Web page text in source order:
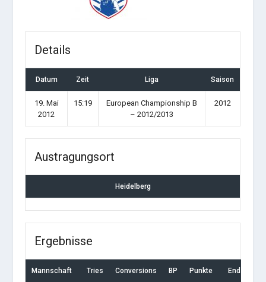
Details
Datum Zeit Liga Saison
19. Mai
2012
15:19
European Championship B
– 2012/2013
2012
Austragungsort
Heidelberg
Ergebnisse
Mannschaft Tries Conversions BP Punkte Endstand